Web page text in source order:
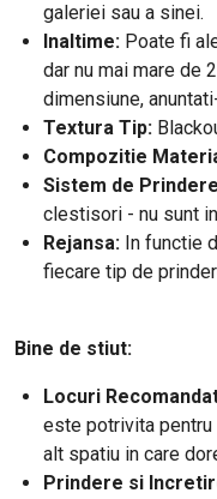
galeriei sau a sinei.
Inaltime: Poate fi
dar nu mai mare de
dimensiune,
Textura Tip:
Compozitie
Sistem de
clestisori - nu sunt
Rejansa: In functie
fiecare tip de
Bine de stiut:
Locuri
este potrivita pentru
alt spatiu in care
Prindere si